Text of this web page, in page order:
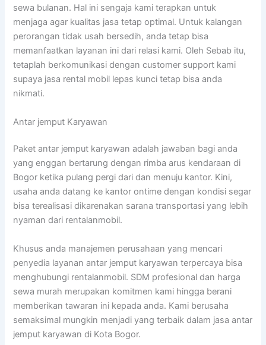
sewa bulanan. Hal ini sengaja kami terapkan untuk
menjaga agar kualitas jasa tetap optimal. Untuk kalangan
perorangan tidak usah bersedih, anda tetap bisa
memanfaatkan layanan ini dari relasi kami. Oleh Sebab itu,
tetaplah berkomunikasi dengan customer support kami
supaya jasa rental mobil lepas kunci tetap bisa anda
nikmati.
Antar jemput Karyawan
Paket antar jemput karyawan adalah jawaban bagi anda
yang enggan bertarung dengan rimba arus kendaraan di
Bogor ketika pulang pergi dari dan menuju kantor. Kini,
usaha anda datang ke kantor ontime dengan kondisi segar
bisa terealisasi dikarenakan sarana transportasi yang lebih
nyaman dari rentalanmobil.
Khusus anda manajemen perusahaan yang mencari
penyedia layanan antar jemput karyawan terpercaya bisa
menghubungi rentalanmobil. SDM profesional dan harga
sewa murah merupakan komitmen kami hingga berani
memberikan tawaran ini kepada anda. Kami berusaha
semaksimal mungkin menjadi yang terbaik dalam jasa antar
jemput karyawan di Kota Bogor.